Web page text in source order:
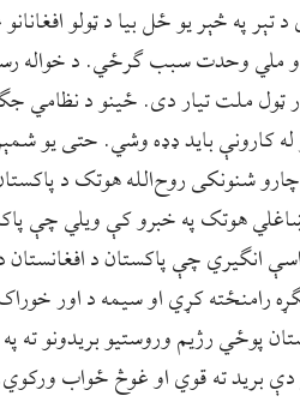
په څېر یو ځل بیا د ټولو
ملي وحدت سبب ګرځي. د خواله
ټول ملت تیار دی. ځینو د نظامي
له کارونې باید ډډه وشي. حتی یو
شنونکی روح‌الله هوتک د
هوتک په خبرو کې ویلي چې
انګیري چې پاکستان د
رامنځته کړي او سیمه د اور
پوځي رژيم وروستیو بریدونو ته
دې برید ته قوي او غوڅ ځواب